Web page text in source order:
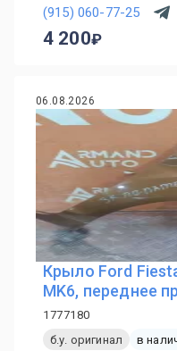
(915) 060-77-25
4 200
06.08.2026
Крыло Ford
MK6, переднее
1777180
б.у. оригинал
в